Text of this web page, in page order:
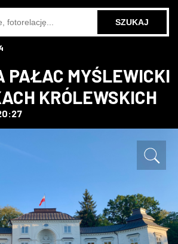
PAŁAC MYŚLEWICKI
KRÓLEWSKICH